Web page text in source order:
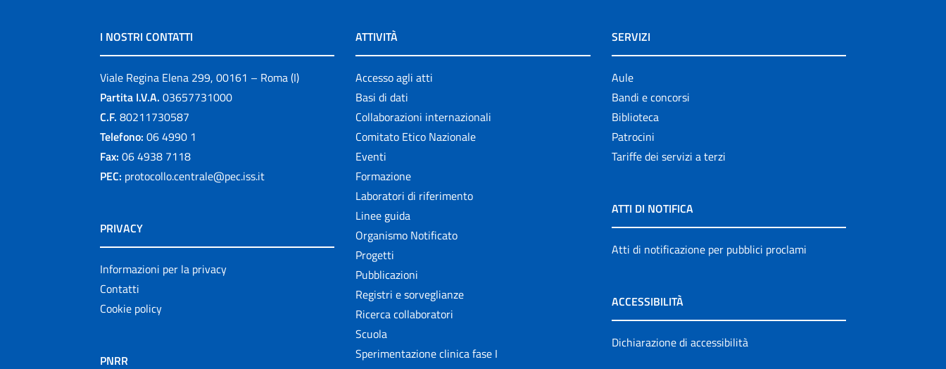
I NOSTRI CONTATTI
Viale Regina Elena 299, 00161 – Roma (I)
Partita I.V.A. 03657731000
C.F. 80211730587
Telefono: 06 4990 1
Fax: 06 4938 7118
PEC: protocollo.centrale@pec.iss.it
PRIVACY
Informazioni per la privacy
Contatti
Cookie policy
PNRR
ATTIVITÀ
Accesso agli atti
Basi di dati
Collaborazioni internazionali
Comitato Etico Nazionale
Eventi
Formazione
Laboratori di riferimento
Linee guida
Organismo Notificato
Progetti
Pubblicazioni
Registri e sorveglianze
Ricerca collaboratori
Scuola
Sperimentazione clinica fase I
SERVIZI
Aule
Bandi e concorsi
Biblioteca
Patrocini
Tariffe dei servizi a terzi
ATTI DI NOTIFICA
Atti di notificazione per pubblici proclami
ACCESSIBILITÀ
Dichiarazione di accessibilità